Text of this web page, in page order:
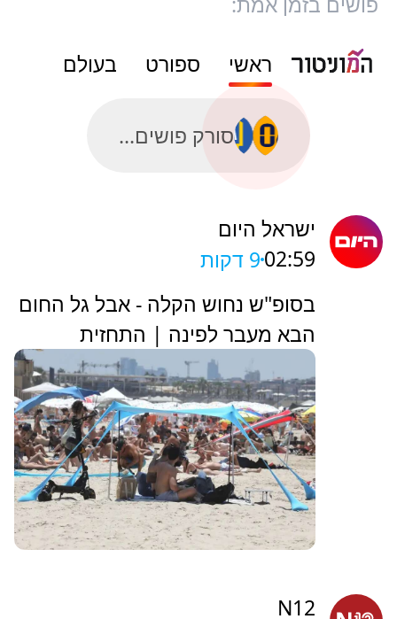
ראשי ספורט בעולם
סורק פושים...
ישראל היום
02:599 דקות
בסופ"ש נחוש הקלה - אבל גל החום
הבא מעבר לפינה | התחזית
N12